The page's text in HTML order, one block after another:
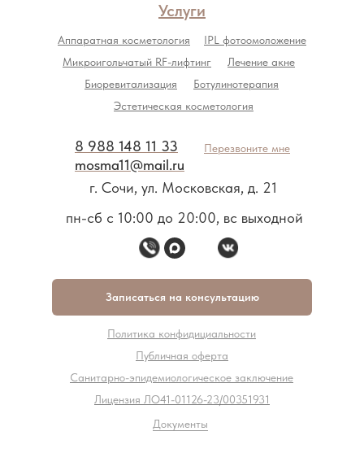
Перезвоните мне
пн-сб с 10:00 до 20:00, вс выходной
г. Сочи, ул. Московская, д. 21
8 988 148 11 33
mosma11@mail.ru
Записаться на консультацию
Аппаратная косметология
IPL фотоомоложение
Микроигольчатый RF-лифтинг
Лечение акне
Биоревитализация
Ботулинотерапия
Эстетическая косметология
Услуги
Политика конфидициальности
Публичная оферта
Лицензия ЛО41-01126-23/00351931
Санитарно-эпидемиологическое заключение
Документы